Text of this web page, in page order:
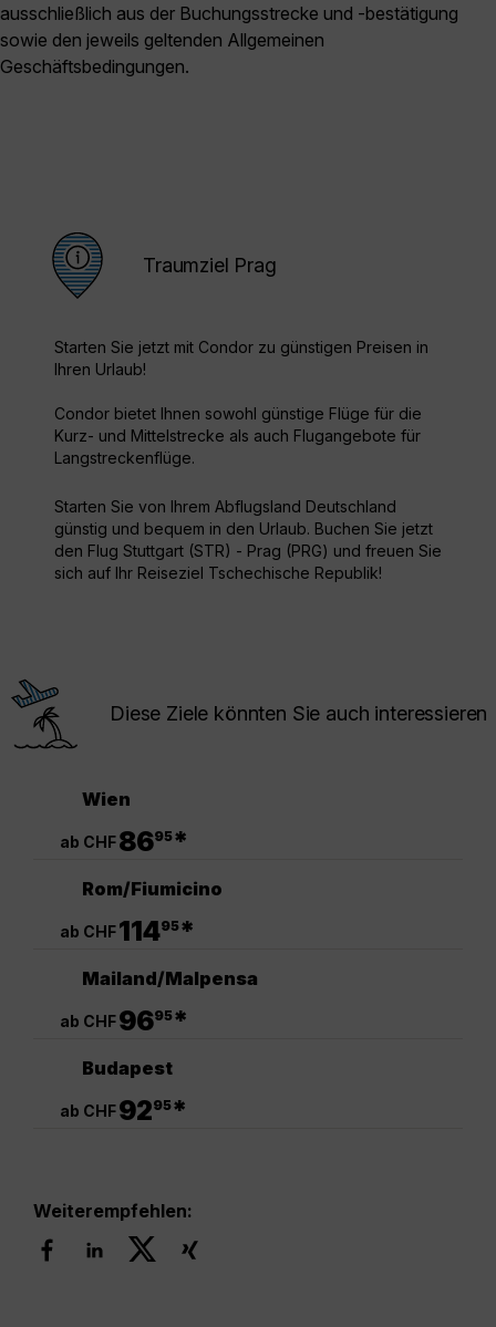
ausschließlich aus der Buchungsstrecke und -bestätigung
sowie den jeweils geltenden Allgemeinen
Geschäftsbedingungen.
Traumziel Prag
Starten Sie jetzt mit Condor zu günstigen Preisen in
Ihren Urlaub!
Condor bietet Ihnen sowohl günstige Flüge für die
Kurz- und Mittelstrecke als auch Flugangebote für
Langstreckenflüge.
Starten Sie von Ihrem Abflugsland Deutschland
günstig und bequem in den Urlaub. Buchen Sie jetzt
den Flug Stuttgart (STR) - Prag (PRG) und freuen Sie
sich auf Ihr Reiseziel Tschechische Republik!
Diese Ziele könnten Sie auch interessieren
Wien
ab CHF8695*
Rom/Fiumicino
ab CHF11495*
Mailand/Malpensa
ab CHF9695*
Budapest
ab CHF9295*
Weiterempfehlen: